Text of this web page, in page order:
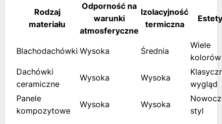
Rodzaj
materiału
Odporność na
warunki
atmosferyczne
Izolacyjność
termiczna
Blachodachówki Wysoka Średnia
Wiele
kolorów
Dachówki
ceramiczne
Wysoka Wysoka
wygląd
Panele
kompozytowe
Wysoka Wysoka
styl